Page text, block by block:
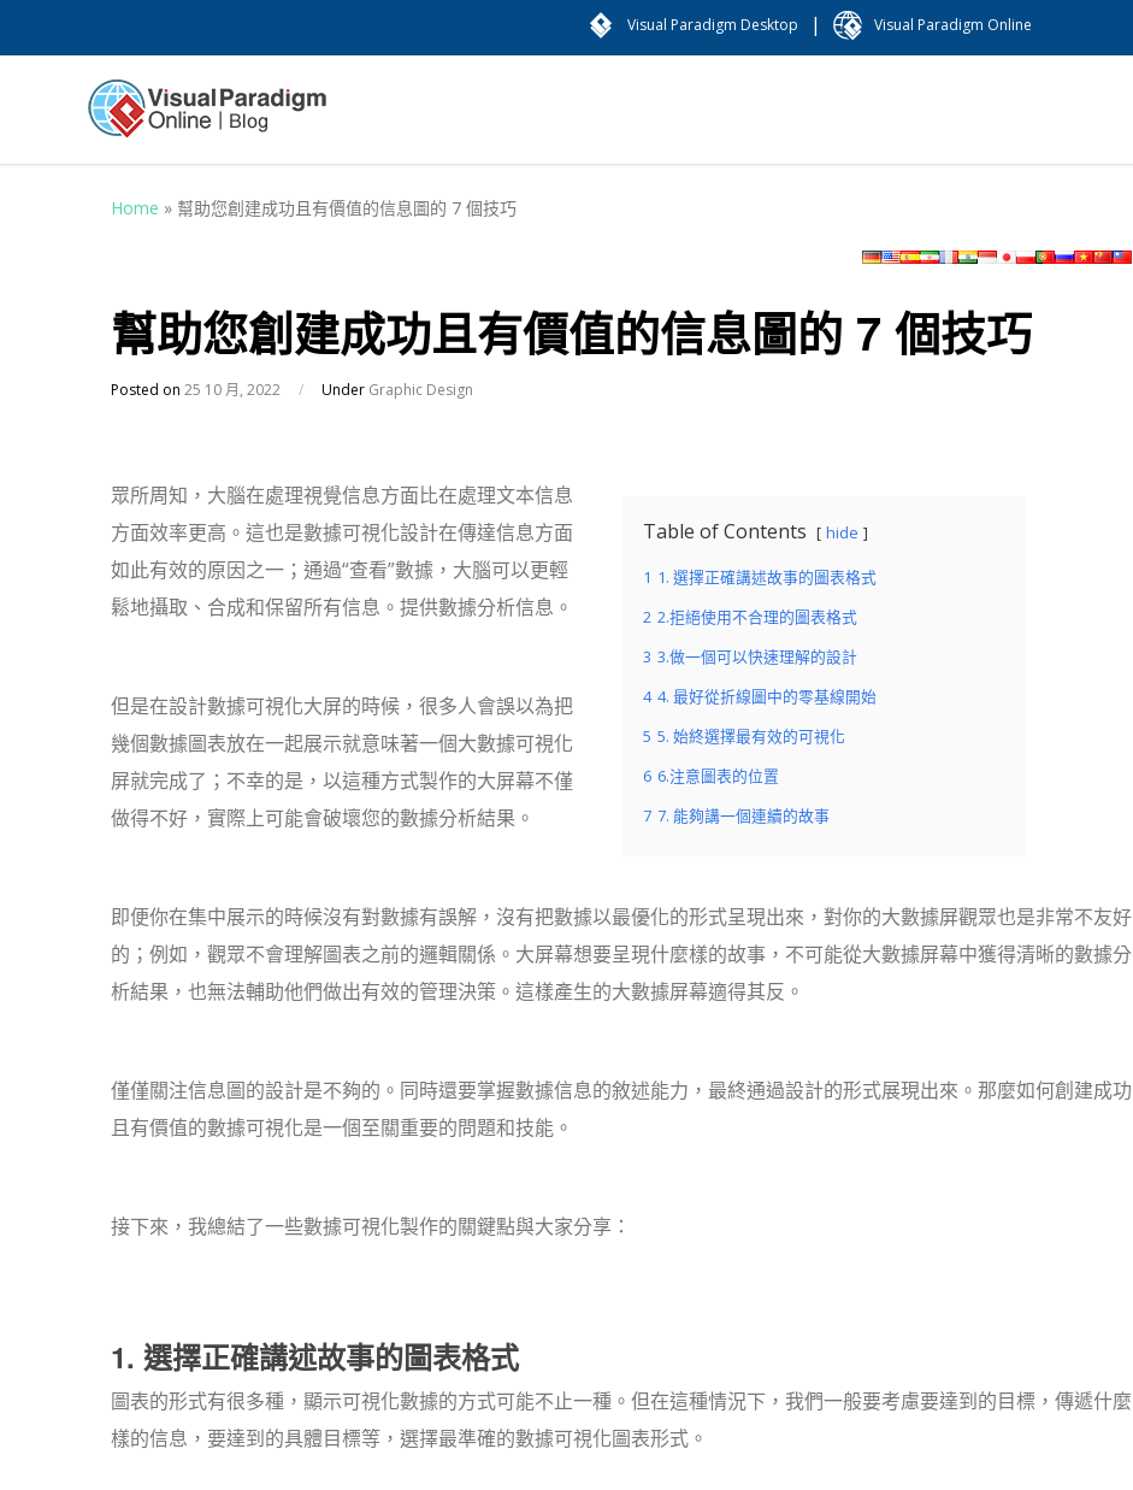
Visual Paradigm Desktop | Visual Paradigm Online
Home » 幫助您創建成功且有價值的信息圖的 7 個技巧
幫助您創建成功且有價值的信息圖的 7 個技巧
Posted on 25 10 月, 2022 / Under Graphic Design
Table of Contents hide
1 1. 選擇正確講述故事的圖表格式
2 2.拒絕使用不合理的圖表格式
3 3.做一個可以快速理解的設計
4 4. 最好從折線圖中的零基線開始
5 5. 始終選擇最有效的可視化
6 6.注意圖表的位置
7 7. 能夠講一個連續的故事
眾所周知，大腦在處理視覺信息方面比在處理文本信息
方面效率更高。這也是數據可視化設計在傳達信息方面
如此有效的原因之一；通過“查看”數據，大腦可以更輕
鬆地攝取、合成和保留所有信息。提供數據分析信息。
但是在設計數據可視化大屏的時候，很多人會誤以為把
幾個數據圖表放在一起展示就意味著一個大數據可視化
屏就完成了；不幸的是，以這種方式製作的大屏幕不僅
做得不好，實際上可能會破壞您的數據分析結果。
即便你在集中展示的時候沒有對數據有誤解，沒有把數據以最優化的形式呈現出來，對你的大數據屏觀眾也是非常不友好
的；例如，觀眾不會理解圖表之前的邏輯關係。大屏幕想要呈現什麼樣的故事，不可能從大數據屏幕中獲得清晰的數據分
析結果，也無法輔助他們做出有效的管理決策。這樣產生的大數據屏幕適得其反。
僅僅關注信息圖的設計是不夠的。同時還要掌握數據信息的敘述能力，最終通過設計的形式展現出來。那麼如何創建成功
且有價值的數據可視化是一個至關重要的問題和技能。
接下來，我總結了一些數據可視化製作的關鍵點與大家分享：
1. 選擇正確講述故事的圖表格式
圖表的形式有很多種，顯示可視化數據的方式可能不止一種。但在這種情況下，我們一般要考慮要達到的目標，傳遞什麼
樣的信息，要達到的具體目標等，選擇最準確的數據可視化圖表形式。